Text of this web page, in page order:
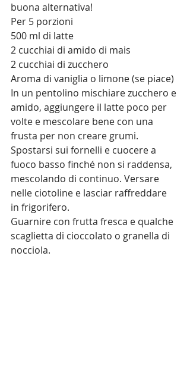
buona alternativa!
Per 5 porzioni
500 ml di latte
2 cucchiai di amido di mais
2 cucchiai di zucchero
Aroma di vaniglia o limone (se piace)
In un pentolino mischiare zucchero e
amido, aggiungere il latte poco per
volte e mescolare bene con una
frusta per non creare grumi.
Spostarsi sui fornelli e cuocere a
fuoco basso finché non si raddensa,
mescolando di continuo. Versare
nelle ciotoline e lasciar raffreddare
in frigorifero.
Guarnire con frutta fresca e qualche
scaglietta di cioccolato o granella di
nocciola.